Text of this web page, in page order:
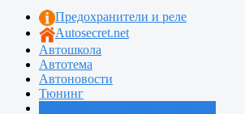
Предохранители и реле
Autosecret.net
Автошкола
Автотема
Автоновости
Тюнинг